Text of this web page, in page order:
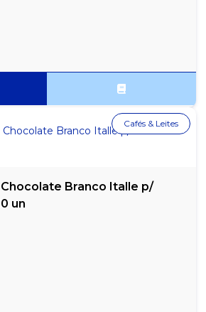
Branco Italle p/
un
Cafés & Leites